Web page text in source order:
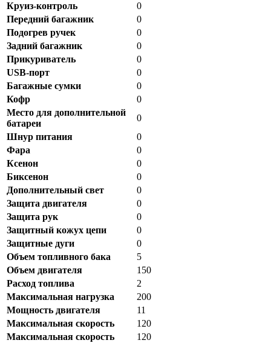
Круиз-контроль
0
Передний багажник
0
Подогрев ручек
0
Задний багажник
0
Прикуриватель
0
USB-порт
0
Багажные сумки
0
Кофр
0
Место для дополнительной
батареи
0
Шнур питания
0
Фара
0
Ксенон
0
Биксенон
0
Дополнительный свет
0
Защита двигателя
0
Защита рук
0
Защитный кожух цепи
0
Защитные дуги
0
Объем топливного бака
5
Объем двигателя
150
Расход топлива
2
Максимальная нагрузка
200
Мощность двигателя
11
Максимальная скорость
120
Максимальная скорость
120